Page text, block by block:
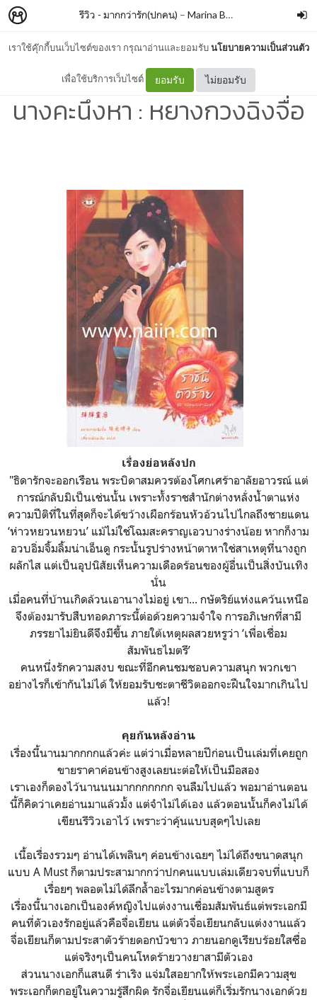
เราใช้คุ๊กกี้บนเว็บไซต์ของเรา กรุณาอ่านและยอมรับนโยบายความเป็นส่วนตัว
เพื่อใช้บริการเว็บไซต์ ยอมรับ ไม่ยอมรับ
รีวิว - มากกว่ารัก(ปกคน) – Marina Book Blog
รีวิว - ราชินีตัวร้าย ชุด จอม
นางคะนึงหา : หยางกวงฉิงจื่อ
เรื่องย่อหลังปก
"ธิดารักจะออกเรือน พระบิดาสมควรต้องโศกเศร้าอาลัยอาวรณ์ แต่
การณ์กลับมิเป็นเช่นนั้น เพราะทั้งราชสำนักต่างหลั่งน้ำตาแห่ง
ความปีติที่ในที่สุดก็จะได้ขว้างเผือกร้อนหัวอ้วนไปไกลถึงชายแดน
‘ห่าวหยวนหยวน’ แม้ไม่ใช่โฉมสะคราญเอวบางร่างน้อย หากก็งาม
อวบอิ่มจิ้มลิ้มน่าเอ็นดู กระนั้นรูปร่างหน้าตาหาใช่สาเหตุที่นางถูก
ผลักไส แต่เป็นอุปนิสัยเห็นความเดือดร้อนของผู้อื่นเป็นสิ่งบันเทิง
นั่น
เมื่อคนที่บ้านเกิดล้วนเอานางไม่อยู่ เขา... กษัตริย์แห่งแคว้นเหนือ
จึงต้องมารับสืบทอดภาระนี้ต่อด้วยความจำใจ การอภิเษกที่สามี
ภรรยาไม่ยินดีจึงมีขึ้น ภายใต้เหตุผลสวยหรูว่า ‘เพื่อเชื่อม
สัมพันธไมตรี’
คนหนึ่งรักความสงบ ขณะที่อีกคนชมชอบความสนุก พวกเขา
อย่างไรก็เข้ากันไม่ได้ ให้ยอมรับชะตาชีวิตออกจะฝืนใจมากเกินไป
แล้ว!
คุยกันหลังอ่าน
เรื่องนี้นานมากกกกแล้วค่ะ แต่ว่าเมื่อหลายปีก่อนเป็นเล่มที่เคยถูก
ขายราคาค่อนข้างสูงเลยนะต่อให้เป็นมือสอง
เราเองก็ดองไว้นานนนมากกกกกกก จนลืมไปแล้ว พอมาอ่านตอน
นี้ก็คิดว่าเคยอ่านมาแล้วมั้ง แต่จำไม่ได้เอง แล้วตอนนั้นก็คงไม่ได้
เขียนรีวิวเอาไว้ เพราะว่าคุ้นแบบสุดๆไปเลย
เนื้อเรื่องรวมๆ อ่านได้เพลินๆ ค่อนข้างเฉยๆ ไม่ได้ถึงขนาดสนุก
แบบ A Must ก็ตามประสามากกว่าปกคนแบบเล่มเดียวจบที่แบบก็
เรื่อยๆ พลอตไม่ได้ลึกล้ำอะไรมากค่อนข้างตามสูตร
เรื่องนี้นางเอกเป็นองค์หญิงไปแต่งงานเชื่อมสัมพันธ์แต่พระเอกมี
คนที่ตัวเองรักอยู่แล้วคือจื่อเยียน แต่ตัวจื่อเยียนกลับแต่งงานแล้ว
จื่อเยียนก็ตามประสาตัวร้ายดอกบัวขาว ภายนอกดูเรียบร้อยใสซื่อ
แต่จริงๆเป็นคนโหดร้ายวางยาสามีตัวเอง
ส่วนนางเอกก็แสนดี ร่าเริง แจ่มใสอยากให้พระเอกมีความสุข
พระเอกก็ตกอยู่ในความรู้สึกผิด รักจื่อเยียนแต่ก็เริ่มรักนางเอกด้วย